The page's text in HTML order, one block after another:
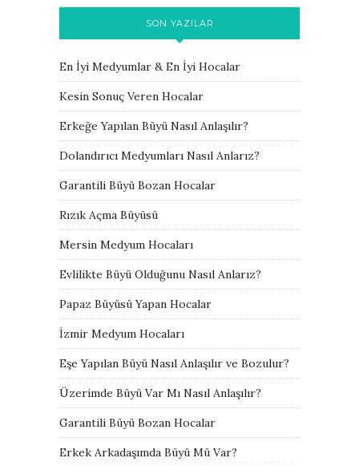
SON YAZILAR
En İyi Medyumlar & En İyi Hocalar
Kesin Sonuç Veren Hocalar
Erkeğe Yapılan Büyü Nasıl Anlaşılır?
Dolandırıcı Medyumları Nasıl Anlarız?
Garantili Büyü Bozan Hocalar
Rızık Açma Büyüsü
Mersin Medyum Hocaları
Evlilikte Büyü Olduğunu Nasıl Anlarız?
Papaz Büyüsü Yapan Hocalar
İzmir Medyum Hocaları
Eşe Yapılan Büyü Nasıl Anlaşılır ve Bozulur?
Üzerimde Büyü Var Mı Nasıl Anlaşılır?
Garantili Büyü Bozan Hocalar
Erkek Arkadaşımda Büyü Mü Var?